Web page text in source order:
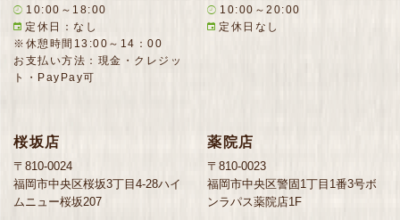
10:00～18:00
定休日：なし
※休憩時間13:00～14：00
お支払い方法：現金・クレジッ
ト・PayPay可
10:00～20:00
定休日なし
桜坂店
〒810-0024
福岡市中央区桜坂3丁目4-28ハイ
ムニュー桜坂207
薬院店
〒810-0023
福岡市中央区警固1丁目1番3号ボ
ンラパス薬院店1F